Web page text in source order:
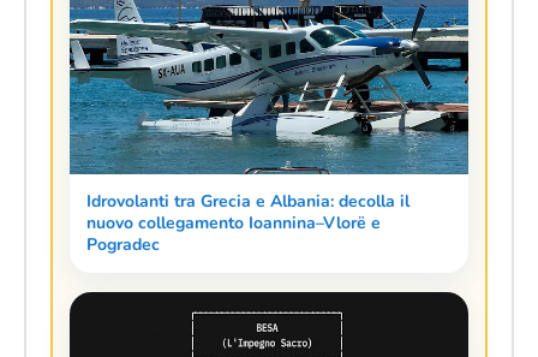
Idrovolanti tra Grecia e Albania: decolla il
nuovo collegamento Ioannina–Vlorë e
Pogradec